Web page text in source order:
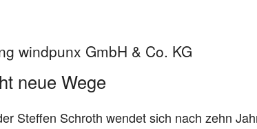
windpunx GmbH & Co. KG
neue Wege
Steffen Schroth wendet sich nach zehn